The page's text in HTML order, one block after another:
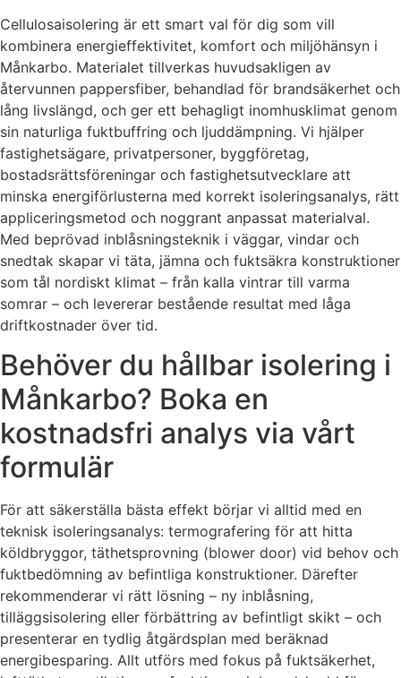
Cellulosaisolering är ett smart val för dig som vill
kombinera energieffektivitet, komfort och miljöhänsyn i
Månkarbo. Materialet tillverkas huvudsakligen av
återvunnen pappersfiber, behandlad för brandsäkerhet och
lång livslängd, och ger ett behagligt inomhusklimat genom
sin naturliga fuktbuffring och ljuddämpning. Vi hjälper
fastighetsägare, privatpersoner, byggföretag,
bostadsrättsföreningar och fastighetsutvecklare att
minska energiförlusterna med korrekt isoleringsanalys, rätt
appliceringsmetod och noggrant anpassat materialval.
Med beprövad inblåsningsteknik i väggar, vindar och
snedtak skapar vi täta, jämna och fuktsäkra konstruktioner
som tål nordiskt klimat – från kalla vintrar till varma
somrar – och levererar bestående resultat med låga
driftkostnader över tid.
Behöver du hållbar isolering i
Månkarbo? Boka en
kostnadsfri analys via vårt
formulär
För att säkerställa bästa effekt börjar vi alltid med en
teknisk isoleringsanalys: termografering för att hitta
köldbryggor, täthetsprovning (blower door) vid behov och
fuktbedömning av befintliga konstruktioner. Därefter
rekommenderar vi rätt lösning – ny inblåsning,
tilläggsisolering eller förbättring av befintligt skikt – och
presenterar en tydlig åtgärdsplan med beräknad
energibesparing. Allt utförs med fokus på fuktsäkerhet,